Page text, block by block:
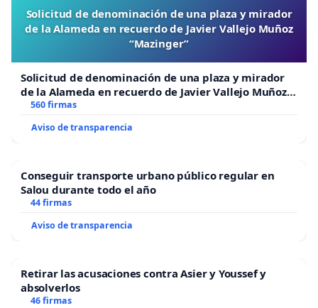
Solicitud de denominación de una plaza y mirador
de la Alameda en recuerdo de Javier Vallejo Muñoz
“Mazinger”
Solicitud de denominación de una plaza y mirador
de la Alameda en recuerdo de Javier Vallejo Muñoz
“Mazinger”
560 firmas
Aviso de transparencia
Conseguir transporte urbano público regular en
Salou durante todo el año
44 firmas
Aviso de transparencia
Retirar las acusaciones contra Asier y Youssef y
absolverlos
46 firmas